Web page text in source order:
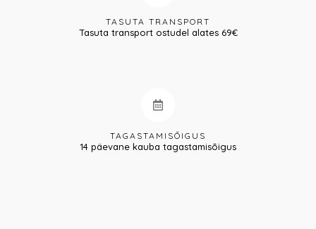
TASUTA TRANSPORT
Tasuta transport ostudel alates 69€
TAGASTAMISÕIGUS
14 päevane kauba tagastamisõigus